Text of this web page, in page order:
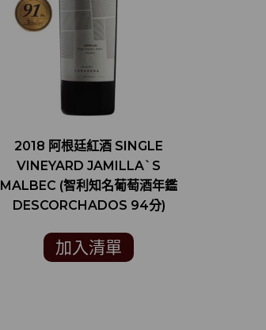
2018 阿根廷紅酒 SINGLE
VINEYARD JAMILLA`S
MALBEC (智利知名葡萄酒年鑑
DESCORCHADOS 94分)
加入清單